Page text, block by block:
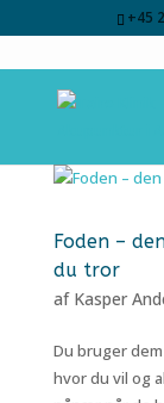
+45
Foden –
du tror
af Kasper
Du bruger
hvor du vil og